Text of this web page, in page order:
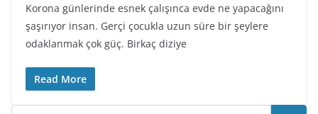
Korona günlerinde esnek çalışınca evde ne yapacağını
şaşırıyor insan. Gerçi çocukla uzun süre bir şeylere
odaklanmak çok güç. Birkaç diziye
Read More